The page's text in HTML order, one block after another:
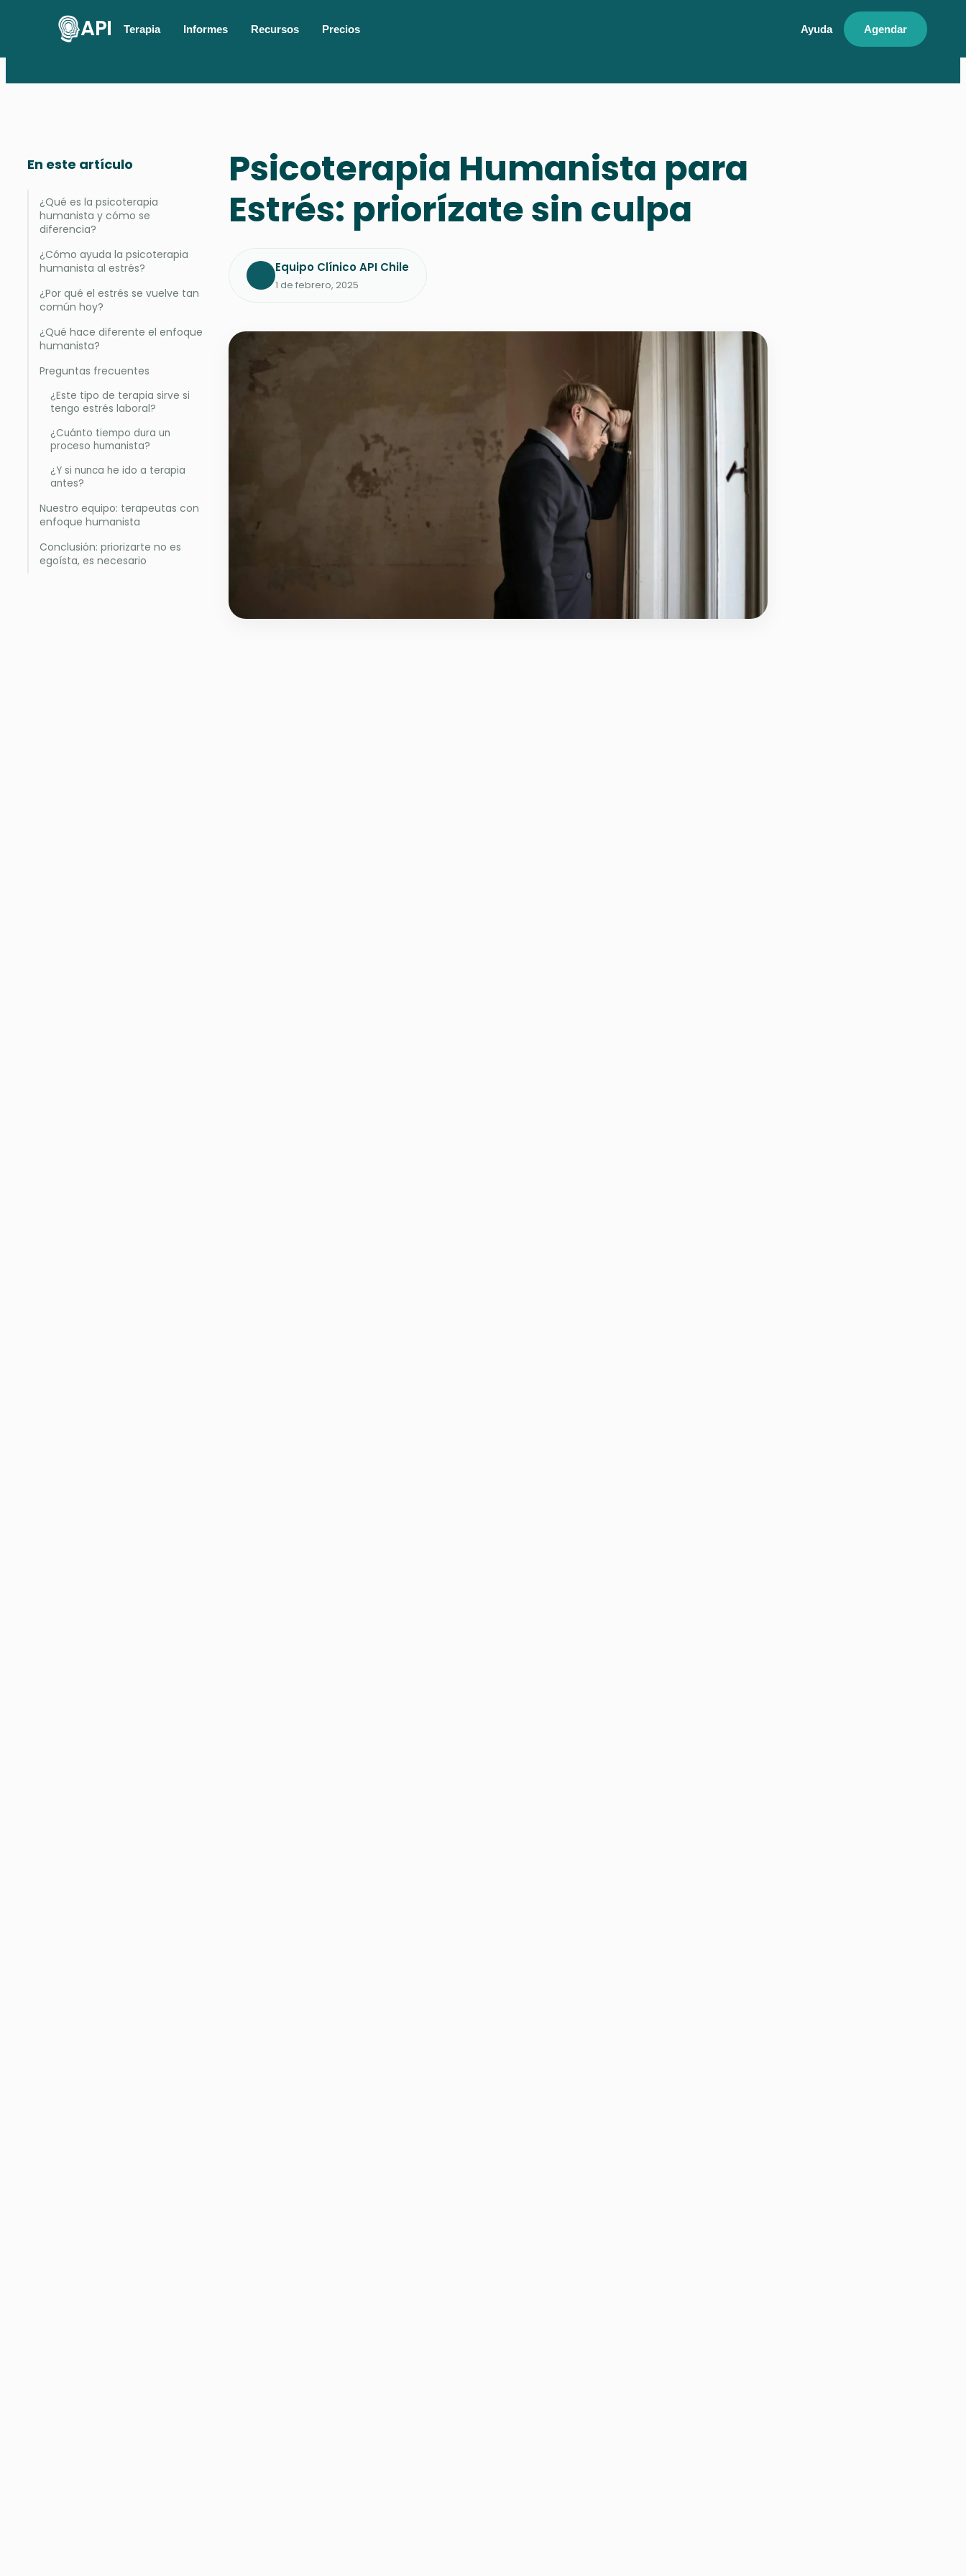
API Terapia Informes Recursos Precios Ayuda Agendar
En este artículo
¿Qué es la psicoterapia
humanista y cómo se
diferencia?
¿Cómo ayuda la psicoterapia
humanista al estrés?
¿Por qué el estrés se vuelve tan
común hoy?
¿Qué hace diferente el enfoque
humanista?
Preguntas frecuentes
¿Este tipo de terapia sirve si
tengo estrés laboral?
¿Cuánto tiempo dura un
proceso humanista?
¿Y si nunca he ido a terapia
antes?
Nuestro equipo: terapeutas con
enfoque humanista
Conclusión: priorizarte no es
egoísta, es necesario
Psicoterapia Humanista para
Estrés: priorízate sin culpa
Equipo Clínico API Chile
1 de febrero, 2025